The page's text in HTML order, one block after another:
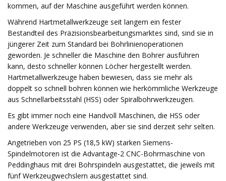
kommen, auf der Maschine ausgeführt werden können.
Während Hartmetallwerkzeuge seit langem ein fester
Bestandteil des Präzisionsbearbeitungsmarktes sind, sind sie in
jüngerer Zeit zum Standard bei Bohrlinienoperationen
geworden. Je schneller die Maschine den Bohrer ausführen
kann, desto schneller können Löcher hergestellt werden.
Hartmetallwerkzeuge haben bewiesen, dass sie mehr als
doppelt so schnell bohren können wie herkömmliche Werkzeuge
aus Schnellarbeitsstahl (HSS) oder Spiralbohrwerkzeugen.
Es gibt immer noch eine Handvoll Maschinen, die HSS oder
andere Werkzeuge verwenden, aber sie sind derzeit sehr selten.
Angetrieben von 25 PS (18,5 kW) starken Siemens-
Spindelmotoren ist die Advantage-2 CNC-Bohrmaschine von
Peddinghaus mit drei Bohrspindeln ausgestattet, die jeweils mit
fünf Werkzeugwechslern ausgestattet sind.